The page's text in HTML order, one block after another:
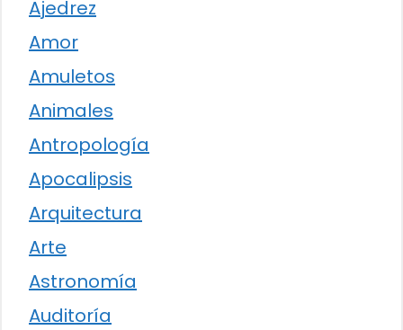
Ajedrez
Amor
Amuletos
Animales
Antropología
Apocalipsis
Arquitectura
Arte
Astronomía
Auditoría